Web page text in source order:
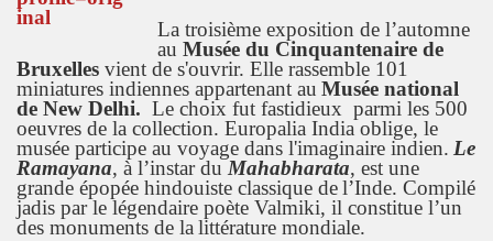
La troisième exposition de l’automne
au Musée du Cinquantenaire de
Bruxelles vient de s'ouvrir. Elle rassemble 101
miniatures indiennes appartenant au Musée national
de New Delhi. Le choix fut fastidieux parmi les 500
oeuvres de la collection. Europalia India oblige, le
musée participe au voyage dans l'imaginaire indien. Le
Ramayana, à l’instar duMahabharata, est une
grande épopée hindouiste classique del’Inde. Compilé
jadis par le légendaire poète Valmiki, il constitue l’un
des monuments de lalittérature mondiale.